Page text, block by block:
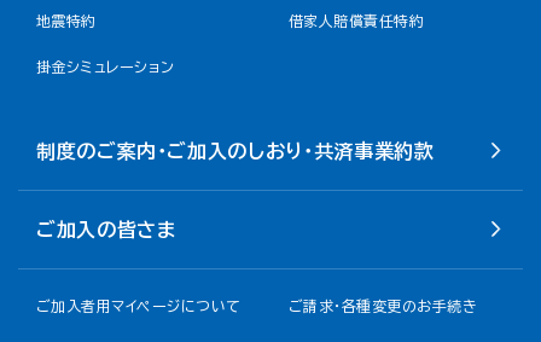
地震特約 借家人賠償責任特約
掛金シミュレーション
制度のご案内・ご加入のしおり・共済事業約款
ご加入の皆さま
ご加入者用マイページについて ご請求・各種変更のお手続き